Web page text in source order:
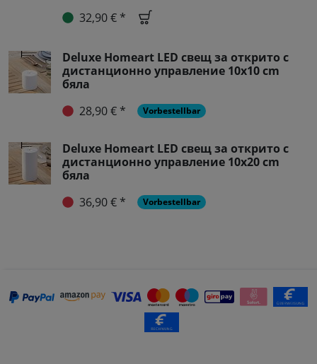
32,90 € *
Deluxe Homeart LED свещ за открито с
дистанционно управление 10x10 cm
бяла
28,90 € *
Vorbestellbar
Deluxe Homeart LED свещ за открито с
дистанционно управление 10x20 cm
бяла
36,90 € *
Vorbestellbar